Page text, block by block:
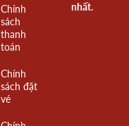
Chính
sách
thanh
toán
Chính
sách đặt
vé
nhất.